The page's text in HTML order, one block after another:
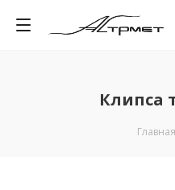
Клипса
Главная